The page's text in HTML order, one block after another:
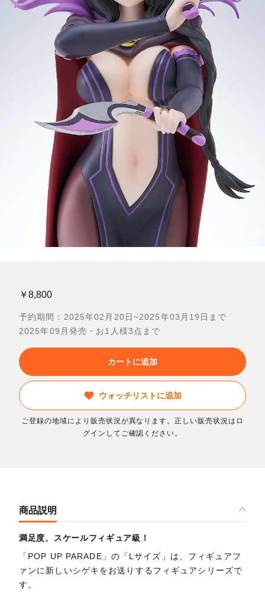
￥8,800
予約期間：2025年02月20日~2025年03月19日まで
2025年09月発売・お1人様3点まで
カートに追加
ウォッチリストに追加
ご登録の地域により販売状況が異なります。正しい販売状況はロ
グインしてご確認ください。
商品説明
満足度、スケールフィギュア級！
「POP UP PARADE」の「Lサイズ」は、フィギュアフ
ァンに新しいシゲキをお送りするフィギュアシリーズで
す。